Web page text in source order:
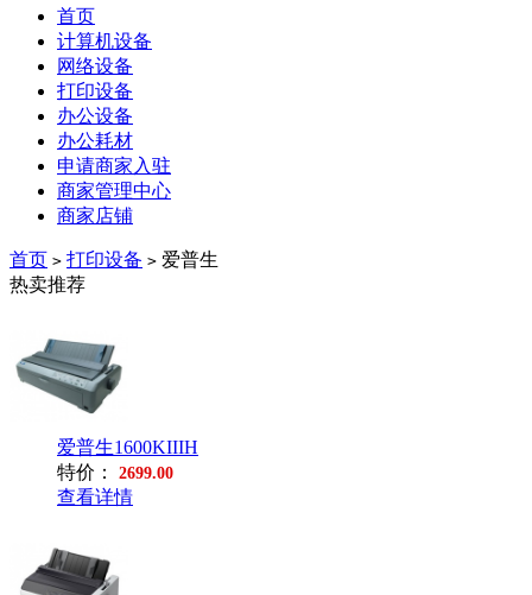
首页
计算机设备
网络设备
打印设备
办公设备
办公耗材
申请商家入驻
商家管理中心
商家店铺
首页 > 打印设备 > 爱普生
热卖推荐
爱普生1600KIIIH
特价：
2699.00
查看详情